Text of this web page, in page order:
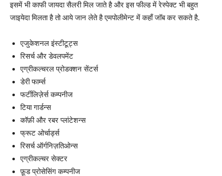
इसमें भी काफी जायदा सैलरी मिल जाते है और इस फील्ड में रेस्पेक्ट भी बहुत
जाइयेदा मिलता है तो आये जान लेते है एमपोलीमेन्ट में कहाँ जॉब कर सकते है.
एजुकेशनल इंस्टीटूट्स
रिसर्च और डेवलपमेंट
एग्रीकल्चरल प्रोडक्शन सेंटर्स
डेरी फार्म्स
फर्टीलिज़ेर्स कम्पनीज
टिया गार्डन्स
कॉफ़ी और रबर प्लांटेशन्स
फ्रूट ओर्चार्ड्स
रिसर्च ऑर्गनिज़तिओन्स
एग्रीकल्चर सेक्टर
फ़ूड प्रोसेसिंग कम्पनीज